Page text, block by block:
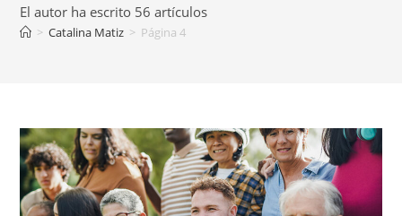
El autor ha escrito 56 artículos
> Catalina Matiz > Página 4